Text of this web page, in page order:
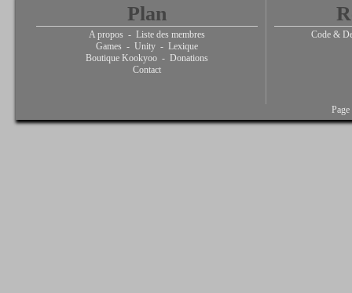
Plan
A propos - Liste des membres
Games - Unity - Lexique
Boutique Kookyoo - Donations
Contact
Code &